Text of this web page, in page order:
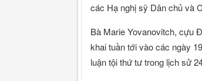
các Hạ nghị sỹ Dân chủ và
Bà Marie Yovanovitch, cựu
khai tuần tới vào các ngày
luận tội thứ tư trong lịch sử